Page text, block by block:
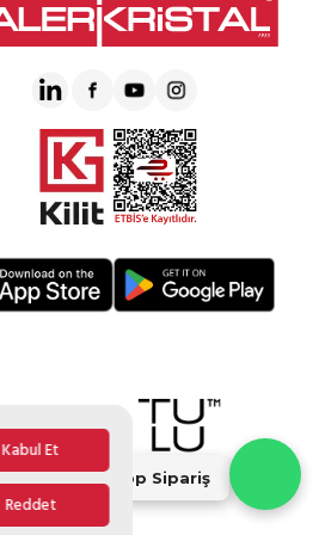
Kabul Et
Reddet
Whatsapp Sipariş